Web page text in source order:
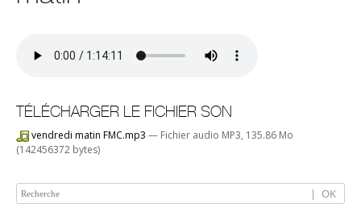
TÉLÉCHARGER LE FICHIER SON
vendredi matin FMC.mp3 — Fichier audio MP3, 135.86 Mo
(142456372 bytes)